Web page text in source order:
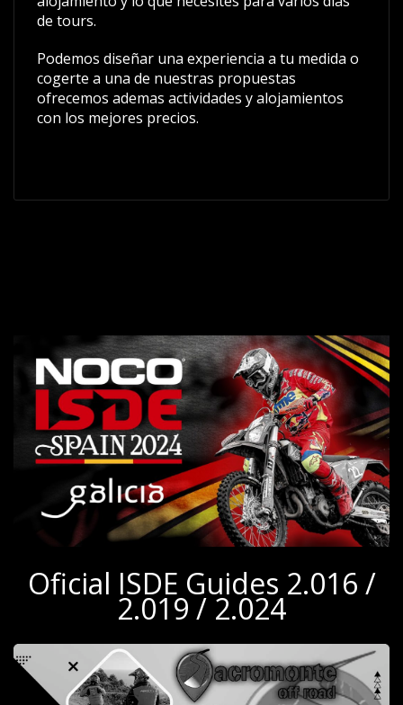
de tours.
Podemos diseñar una experiencia a tu medida o
cogerte a una de nuestras propuestas
ofrecemos ademas actividades y alojamientos
con los mejores precios.
Oficial ISDE Guides 2.016 /
2.019 / 2.024